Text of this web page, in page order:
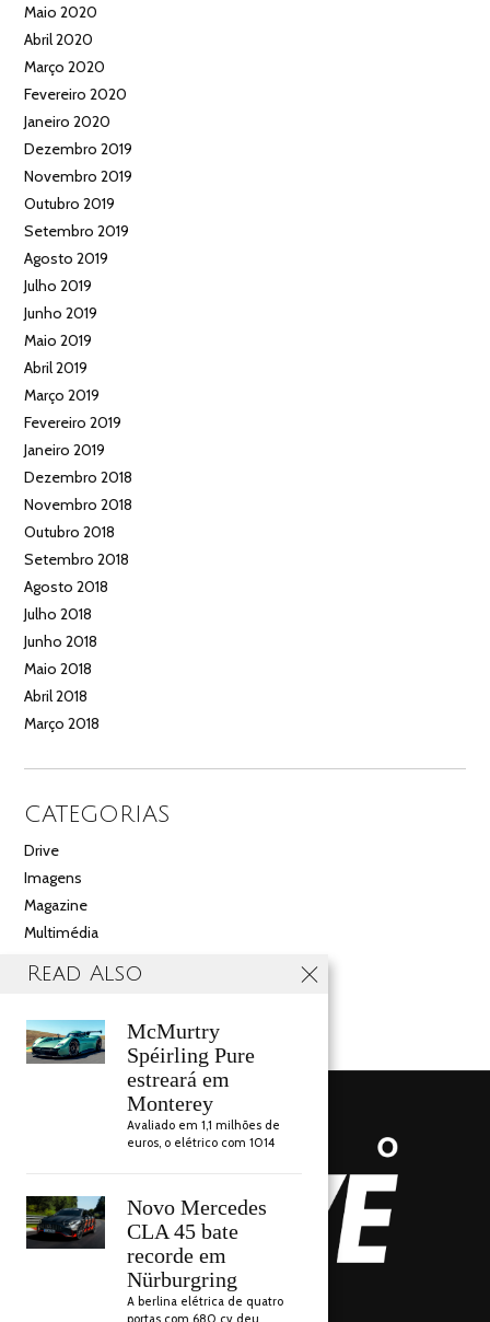
Maio 2020
Abril 2020
Março 2020
Fevereiro 2020
Janeiro 2020
Dezembro 2019
Novembro 2019
Outubro 2019
Setembro 2019
Agosto 2019
Julho 2019
Junho 2019
Maio 2019
Abril 2019
Março 2019
Fevereiro 2019
Janeiro 2019
Dezembro 2018
Novembro 2018
Outubro 2018
Setembro 2018
Agosto 2018
Julho 2018
Junho 2018
Maio 2018
Abril 2018
Março 2018
CATEGORIAS
Drive
Imagens
Magazine
Multimédia
AUTO DRIVE 2018
Read Also
McMurtry
Spéirling Pure
estreará em
Monterey
Avaliado em 1,1 milhões de
euros, o elétrico com 1014
Novo Mercedes
CLA 45 bate
recorde em
Nürburgring
A berlina elétrica de quatro
portas com 680 cv deu